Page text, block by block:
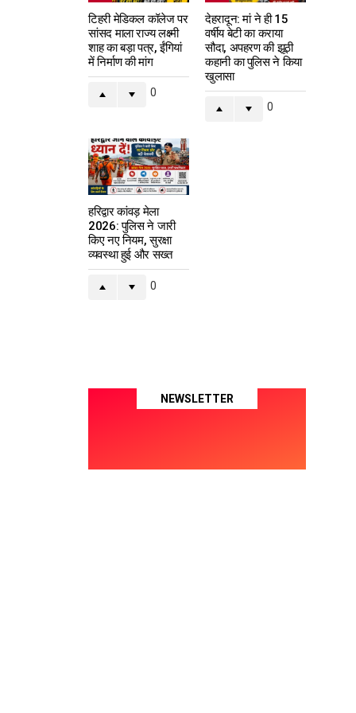
टिहरी मेडिकल कॉलेज पर
सांसद माला राज्य लक्ष्मी
शाह का बड़ा पत्र, ईंगियां
में निर्माण की मांग
0
देहरादून: मां ने ही 15
वर्षीय बेटी का कराया
सौदा, अपहरण की झूठी
कहानी का पुलिस ने किया
खुलासा
0
हरिद्वार कांवड़ मेला
2026: पुलिस ने जारी
किए नए नियम, सुरक्षा
व्यवस्था हुई और सख्त
0
NEWSLETTER